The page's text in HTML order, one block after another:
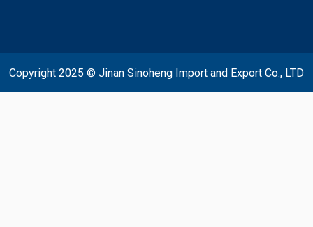
Copyright 2025 © Jinan Sinoheng Import and Export Co., LTD